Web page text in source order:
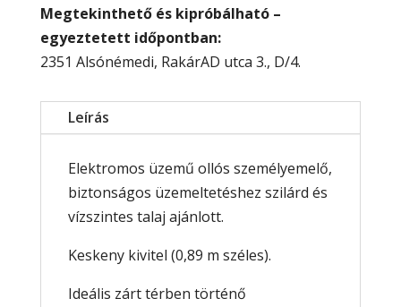
Megtekinthető és kipróbálható –
egyeztetett időpontban:
2351 Alsónémedi, RakárAD utca 3., D/4.
Leírás
Elektromos üzemű ollós személyemelő,
biztonságos üzemeltetéshez szilárd és
vízszintes talaj ajánlott.
Keskeny kivitel (0,89 m széles).
Ideális zárt térben történő